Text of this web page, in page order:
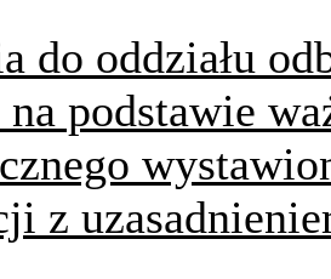
do oddziału
podstawie
z